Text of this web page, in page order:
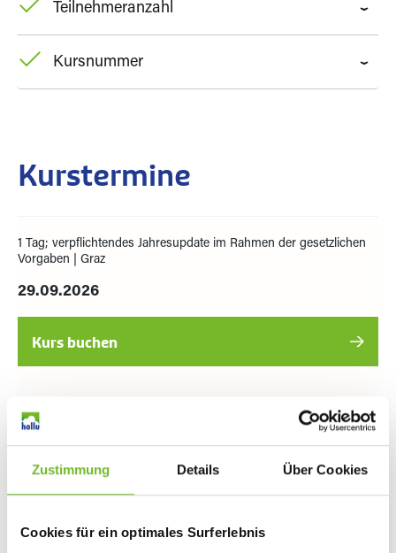
Zustimmung Details Über Cookies
Cookies für ein optimales Surferlebnis
Teilnehmeranzahl
Kursnummer
Kurstermine
29.09.2026
1 Tag; verpflichtendes Jahresupdate im Rahmen der gesetzlichen
Vorgaben | Graz
14.10.2026